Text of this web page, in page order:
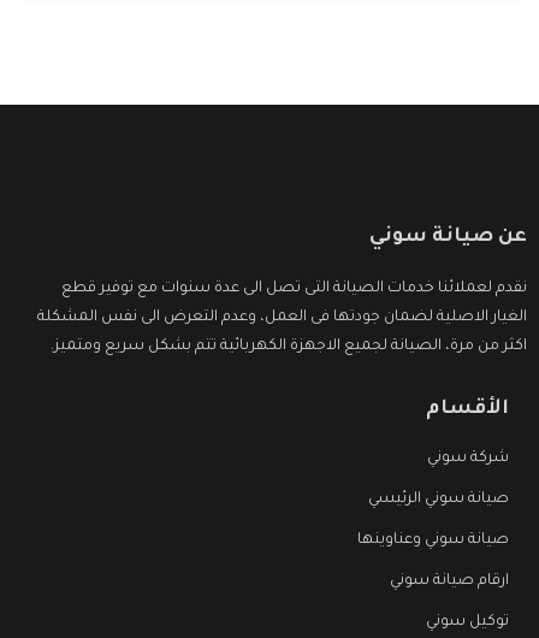
عن صيانة سوني
نقدم لعملائنا خدمات الصيانة التى تصل الى عدة سنوات مع توفير قطع
الغيار الاصلية لضمان جودتها فى العمل، وعدم التعرض الى نفس المشكلة
اكثر من مرة، الصيانة لجميع الاجهزة الكهربائية تتم بشكل سريع ومتميز.
الأقسام
شركة سوني
صيانة سوني الرئيسي
صيانة سوني وعناوينها
ارقام صيانة سوني
توكيل سوني